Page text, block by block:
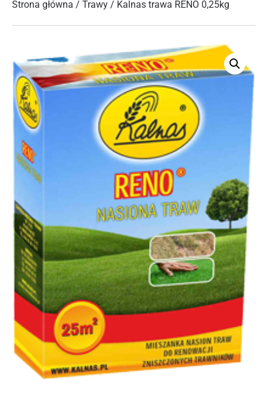
Strona główna / Trawy / Kalnas trawa RENO 0,25kg